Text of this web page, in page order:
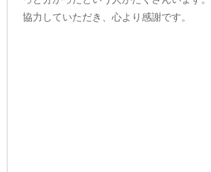
協力していただき、心より感謝です。